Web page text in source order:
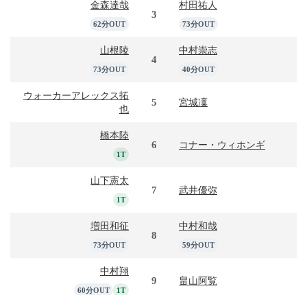
金森達哉
62分OUT
3
村田祐人
73分OUT
山根陵
73分OUT
4
中村崇志
40分OUT
ウォーカーアレックス拓
也
5 宮城凜
橋本陸
1T
6 コナー・ウィホンギ
山下憲太
1T
7 武井優弥
増田和征
73分OUT
8
中村和哉
59分OUT
中村翔
60分OUT 1T
9 畠山阿覧